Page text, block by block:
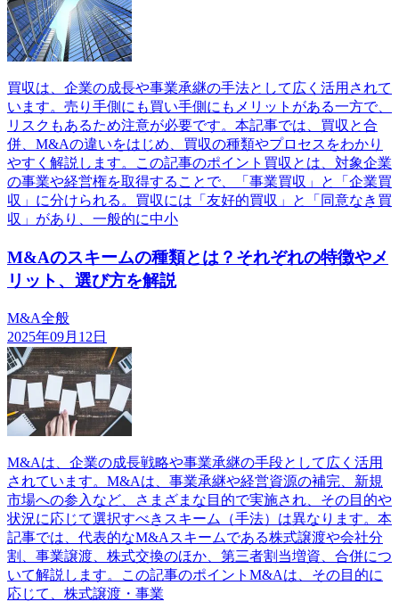
買収は、企業の成長や事業承継の手法として広く活用されて
います。売り手側にも買い手側にもメリットがある一方で、
リスクもあるため注意が必要です。本記事では、買収と合
併、M&Aの違いをはじめ、買収の種類やプロセスをわかり
やすく解説します。この記事のポイント買収とは、対象企業
の事業や経営権を取得することで、「事業買収」と「企業買
収」に分けられる。買収には「友好的買収」と「同意なき買
収」があり、一般的に中小
M&Aのスキームの種類とは？それぞれの特徴やメ
リット、選び方を解説
M&A全般
2025年09月12日
M&Aは、企業の成長戦略や事業承継の手段として広く活用
されています。M&Aは、事業承継や経営資源の補完、新規
市場への参入など、さまざまな目的で実施され、その目的や
状況に応じて選択すべきスキーム（手法）は異なります。本
記事では、代表的なM&Aスキームである株式譲渡や会社分
割、事業譲渡、株式交換のほか、第三者割当増資、合併につ
いて解説します。この記事のポイントM&Aは、その目的に
応じて、株式譲渡・事業